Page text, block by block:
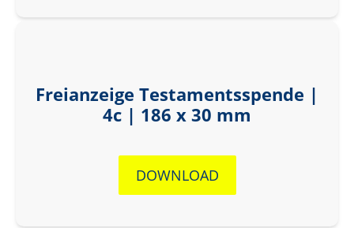
Freianzeige Testamentsspende |
4c | 186 x 30 mm
DOWNLOAD